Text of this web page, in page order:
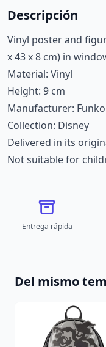
Descripción
Vinyl poster and
x 43 x 8 cm) in
Material: Vinyl
Height: 9 cm
Manufacturer: Funko
Collection: Disney
Delivered in its
Not suitable for
Entrega rápida
Del mismo